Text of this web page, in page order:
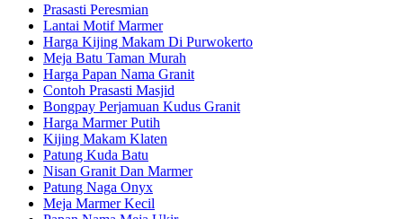
Prasasti Peresmian
Lantai Motif Marmer
Harga Kijing Makam Di Purwokerto
Meja Batu Taman Murah
Harga Papan Nama Granit
Contoh Prasasti Masjid
Bongpay Perjamuan Kudus Granit
Harga Marmer Putih
Kijing Makam Klaten
Patung Kuda Batu
Nisan Granit Dan Marmer
Patung Naga Onyx
Meja Marmer Kecil